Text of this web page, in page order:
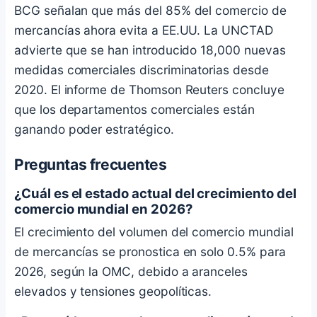
BCG señalan que más del 85% del comercio de
mercancías ahora evita a EE.UU. La UNCTAD
advierte que se han introducido 18,000 nuevas
medidas comerciales discriminatorias desde
2020. El informe de Thomson Reuters concluye
que los departamentos comerciales están
ganando poder estratégico.
Preguntas frecuentes
¿Cuál es el estado actual del crecimiento del
comercio mundial en 2026?
El crecimiento del volumen del comercio mundial
de mercancías se pronostica en solo 0.5% para
2026, según la OMC, debido a aranceles
elevados y tensiones geopolíticas.